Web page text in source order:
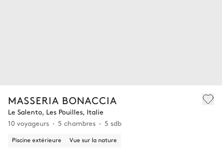
MASSERIA BONACCIA
Le Salento, Les Pouilles, Italie
10 voyageurs
5 chambres 5 sdb
Piscine extérieure Vue sur la nature